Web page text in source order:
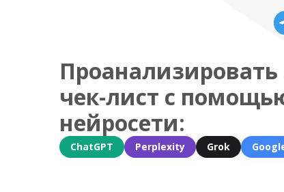
чек-лист с
нейросети:
ChatGPT Perplexity Grok